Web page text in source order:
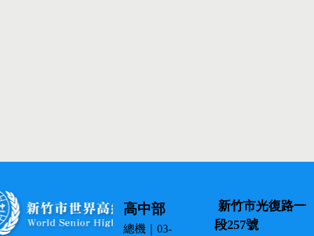
高中部
總機｜03-
新竹市光復路一
段257號